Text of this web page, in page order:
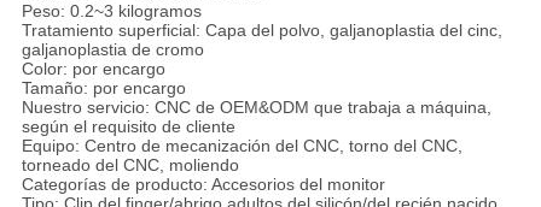
Peso: 0.2~3 kilogramos
Tratamiento superficial: Capa del polvo, galjanoplastia del cinc,
galjanoplastia de cromo
Color: por encargo
Tamaño: por encargo
Nuestro servicio: CNC de OEM&ODM que trabaja a máquina,
según el requisito de cliente
Equipo: Centro de mecanización del CNC, torno del CNC,
torneado del CNC, moliendo
Categorías de producto: Accesorios del monitor